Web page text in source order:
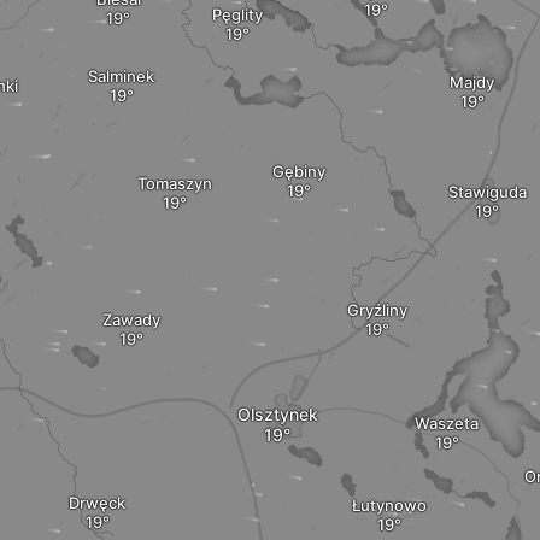
Salminek
Drwęck
Zawady
Tomaszyn
Gębiny
Pęglity
Łutynowo
Waszeta
Olsztynek
Gryźliny
Majdy
Stawiguda